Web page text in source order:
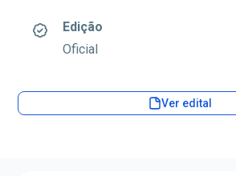
Edição
Oficial
Ver edital